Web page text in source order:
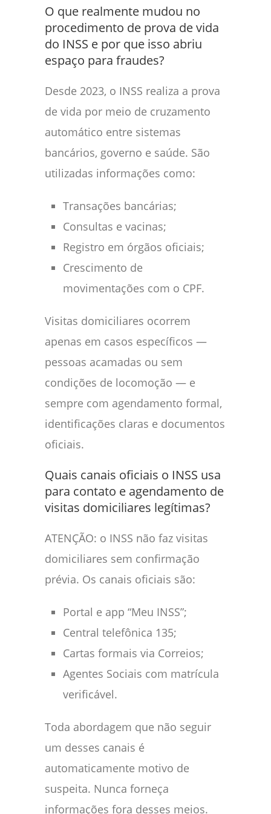
O que realmente mudou no
procedimento de prova de vida
do INSS e por que isso abriu
espaço para fraudes?
Desde 2023, o INSS realiza a prova
de vida por meio de cruzamento
automático entre sistemas
bancários, governo e saúde. São
utilizadas informações como:
Transações bancárias;
Consultas e vacinas;
Registro em órgãos oficiais;
Crescimento de
movimentações com o CPF.
Visitas domiciliares ocorrem
apenas em casos específicos —
pessoas acamadas ou sem
condições de locomoção — e
sempre com agendamento formal,
identificações claras e documentos
oficiais.
Quais canais oficiais o INSS usa
para contato e agendamento de
visitas domiciliares legítimas?
ATENÇÃO: o INSS não faz visitas
domiciliares sem confirmação
prévia. Os canais oficiais são:
Portal e app “Meu INSS”;
Central telefônica 135;
Cartas formais via Correios;
Agentes Sociais com matrícula
verificável.
Toda abordagem que não seguir
um desses canais é
automaticamente motivo de
suspeita. Nunca forneça
informações fora desses meios.